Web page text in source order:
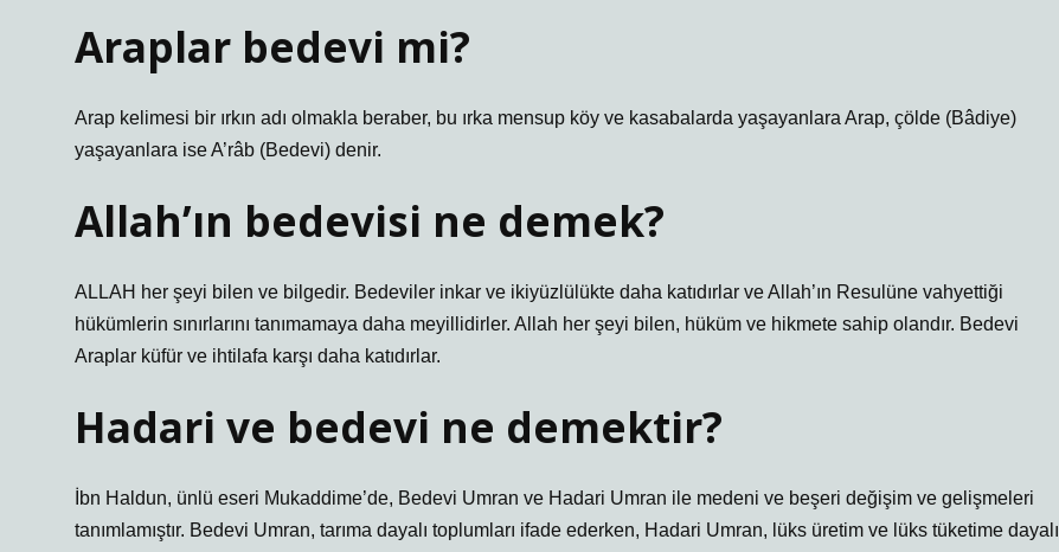
Araplar bedevi mi?
Arap kelimesi bir ırkın adı olmakla beraber, bu ırka mensup köy ve kasabalarda yaşayanlara Arap, çölde (Bâdiye)
yaşayanlara ise A’râb (Bedevi) denir.
Allah’ın bedevisi ne demek?
ALLAH her şeyi bilen ve bilgedir. Bedeviler inkar ve ikiyüzlülükte daha katıdırlar ve Allah’ın Resulüne vahyettiği
hükümlerin sınırlarını tanımamaya daha meyillidirler. Allah her şeyi bilen, hüküm ve hikmete sahip olandır. Bedevi
Araplar küfür ve ihtilafa karşı daha katıdırlar.
Hadari ve bedevi ne demektir?
İbn Haldun, ünlü eseri Mukaddime’de, Bedevi Umran ve Hadari Umran ile medeni ve beşeri değişim ve gelişmeleri
tanımlamıştır. Bedevi Umran, tarıma dayalı toplumları ifade ederken, Hadari Umran, lüks üretim ve lüks tüketime dayalı